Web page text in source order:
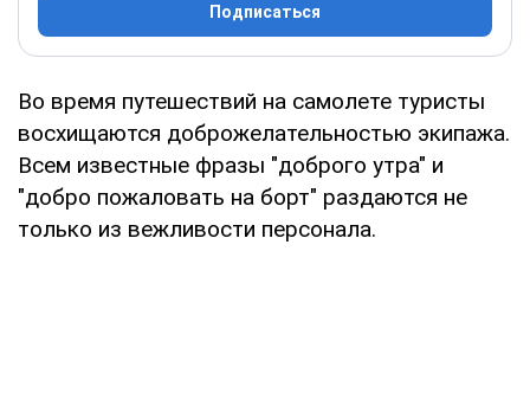
Подписаться
Во время путешествий на самолете туристы
восхищаются доброжелательностью экипажа.
Всем известные фразы "доброго утра" и
"добро пожаловать на борт" раздаются не
только из вежливости персонала.